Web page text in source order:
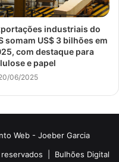
industriais do
somam US$ 3 bilhões em
com destaque para
e papel
06/2025
Web - Joeber Garcia
| Bulhões Digital